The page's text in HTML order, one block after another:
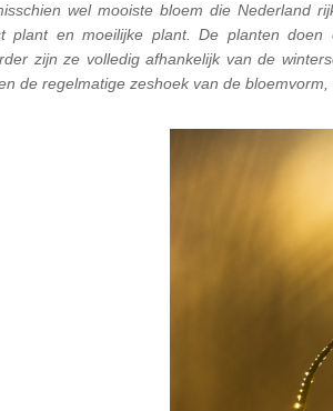
wel mooiste bloem die Nederland
plant en moeilijke plant. De planten
zijn ze volledig afhankelijk van de
de regelmatige zeshoek van de